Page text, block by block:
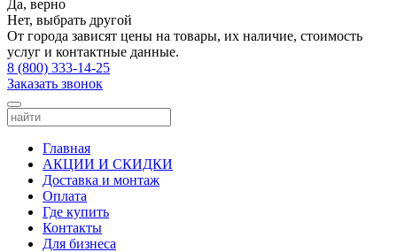
Да, верно
Нет, выбрать другой
От города зависят цены на товары, их наличие, стоимость
услуг и контактные данные.
8 (800) 333-14-25
Заказать звонок
Главная
АКЦИИ И СКИДКИ
Доставка и монтаж
Оплата
Где купить
Контакты
Для бизнеса